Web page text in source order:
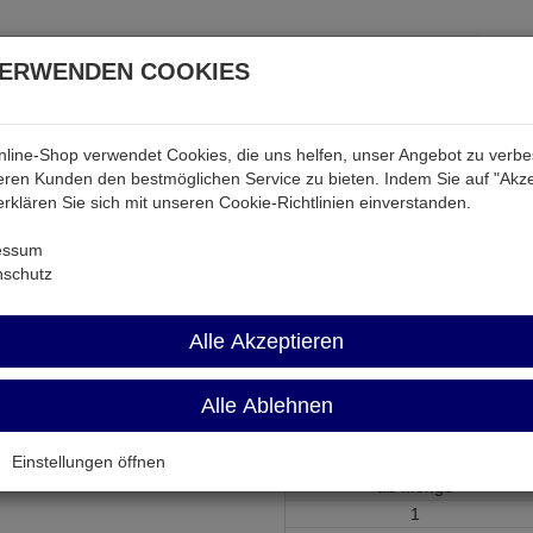
& Akkus Audio & Video Strom Tab &
KER5-5S-150BL
1
COOKIES
Shop verwendet Cookies, die uns helfen, unser Angebot zu
Kunden den bestmöglichen Service zu bieten. Indem Sie auf
Sie sich mit unseren Cookie-Richtlinien einverstanden.
Alle Akzeptieren
Alle Ablehnen
Einstellungen öffnen